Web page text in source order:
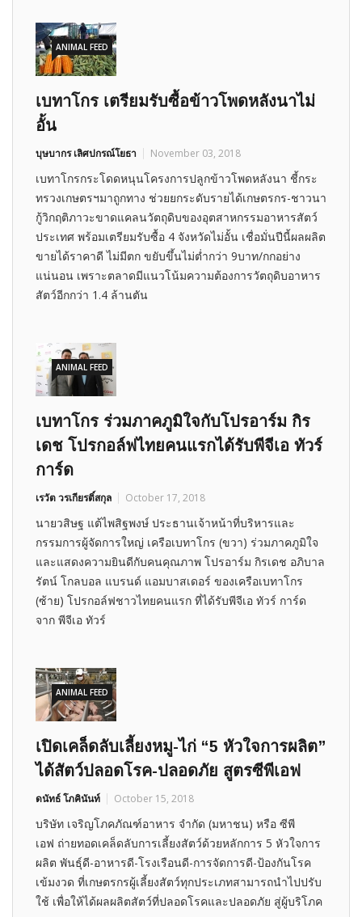
ANIMAL FEED
เบทาโกร เตรียมรับซื้อข้าวโพดหลังนาไม่
อั้น
บุษบากร เลิศปกรณ์โยธา November 03, 2018
เบทาโกรกระโดดหนุนโครงการปลูกข้าวโพดหลังนา ชี้กระ
ทรวงเกษตรฯมาถูกทาง ช่วยยกระดับรายได้เกษตรกร-ชาวนา
กู้วิกฤติภาวะขาดแคลนวัตถุดิบของอุตสาหกรรมอาหารสัตว์
ประเทศ พร้อมเตรียมรับซื้อ 4 จังหวัดไม่อั้น เชื่อมั่นปีนี้ผลผลิต
ขายได้ราคาดี ไม่มีตก ขยับขึ้นไม่ต่ำกว่า 9บาท/กกอย่าง
แน่นอน เพราะตลาดมีแนวโน้มความต้องการวัตถุดิบอาหาร
สัตว์อีกกว่า 1.4 ล้านตัน
ANIMAL FEED
เบทาโกร ร่วมภาคภูมิใจกับโปรอาร์ม กิร
เดช โปรกอล์ฟไทยคนแรกได้รับพีจีเอ ทัวร์
การ์ด
เรวัต วรเกียรติ์สกุล October 17, 2018
นายวสิษฐ แต้ไพสิฐพงษ์ ประธานเจ้าหน้าที่บริหารและ
กรรมการผู้จัดการใหญ่ เครือเบทาโกร (ขวา) ร่วมภาคภูมิใจ
และแสดงความยินดีกับคนคุณภาพ โปรอาร์ม กิรเดช อภิบาล
รัตน์ โกลบอล แบรนด์ แอมบาสเดอร์ ของเครือเบทาโกร
(ซ้าย) โปรกอล์ฟชาวไทยคนแรก ที่ได้รับพีจีเอ ทัวร์ การ์ด
จาก พีจีเอ ทัวร์
ANIMAL FEED
เปิดเคล็ดลับเลี้ยงหมู-ไก่ “5 หัวใจการผลิต”
ได้สัตว์ปลอดโรค-ปลอดภัย สูตรซีพีเอฟ
ดนัทธ์ โภคินันท์ October 15, 2018
บริษัท เจริญโภคภัณฑ์อาหาร จำกัด (มหาชน) หรือ ซีพี
เอฟ ถ่ายทอดเคล็ดลับการเลี้ยงสัตว์ด้วยหลักการ 5 หัวใจการ
ผลิต พันธุ์ดี-อาหารดี-โรงเรือนดี-การจัดการดี-ป้องกันโรค
เข้มงวด ที่เกษตรกรผู้เลี้ยงสัตว์ทุกประเภทสามารถนำไปปรับ
ใช้ เพื่อให้ได้ผลผลิตสัตว์ที่ปลอดโรคและปลอดภัย สู่ผู้บริโภค